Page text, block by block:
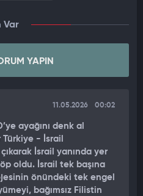
Araştırma ve Geliştirme
teknik
füzenin 6 bin kilometre
25 katı hıza sahip olduğu
füze yarışına girerek
Füzenin dört motorlu
itki sistemine sahip olduğunu
menzilli vuruş görevleri için
altyapı ile askeri tesisleri
Var
YAPIN
11.05.2026 00:02
ayağını denk al
Türkiye - İsrail
çıkarak İsrail yanında yer
oldu. İsrail tek başına
önündeki tek engel
bağımsız Filistin